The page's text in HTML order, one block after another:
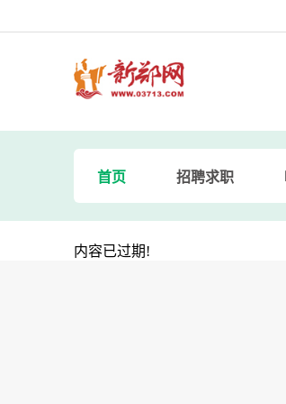
首页 招聘求职
内容已过期!